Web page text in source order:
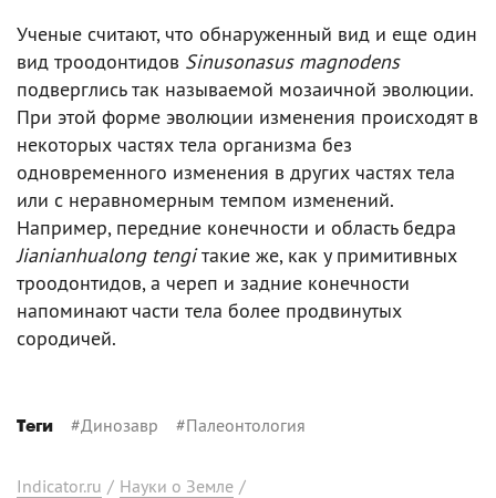
Ученые считают, что обнаруженный вид и еще один
вид троодонтидов Sinusonasus magnodens
подверглись так называемой мозаичной эволюции.
При этой форме эволюции изменения происходят в
некоторых частях тела организма без
одновременного изменения в других частях тела
или с неравномерным темпом изменений.
Например, передние конечности и область бедра
Jianianhualong tengiтакие же, как у примитивных
троодонтидов, а череп и задние конечности
напоминают части тела более продвинутых
сородичей.
Теги #Динозавр #Палеонтология
Indicator.ru / Науки о Земле /